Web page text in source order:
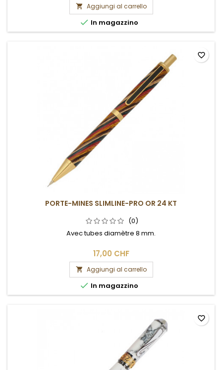
 Aggiungi al carrello
 In magazzino
PORTE-MINES SLIMLINE-PRO OR 24 KT
(0)
Avec tubes diamètre 8 mm.
17,00 CHF
 Aggiungi al carrello
 In magazzino
favorite_border
favorite_border